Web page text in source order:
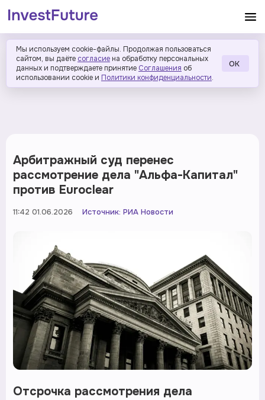
Мы используем cookie-файлы. Продолжая пользоваться
сайтом, вы даёте согласие на обработку персональных
данных и подтверждаете принятие Соглашения об
использовании cookie и Политики конфиденциальности.
ОК
Арбитражный суд перенес
рассмотрение дела "Альфа-Капитал"
против Euroclear
11:42 01.06.2026 Источник: РИА Новости
Отсрочка рассмотрения дела